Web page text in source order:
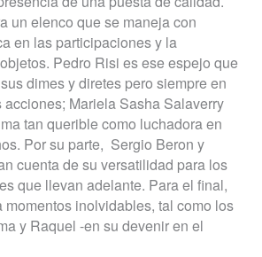
un elenco que se maneja con
en las participaciones y la
Pedro Risi es ese espejo que
dimes y diretes pero siempre en
acciones; Mariela Sasha Salaverry
tan querible como luchadora en
Por su parte, Sergio Beron y
cuenta de su versatilidad para los
que llevan adelante. Para el final,
momentos inolvidables, tal como los
y Raquel -en su devenir en el